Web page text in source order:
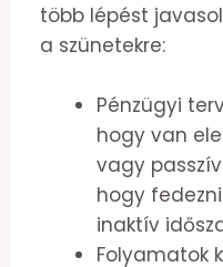
több lépést
a szünetekre:
Pénzügyi
hogy van
vagy
hogy
inaktív
Folyamatok